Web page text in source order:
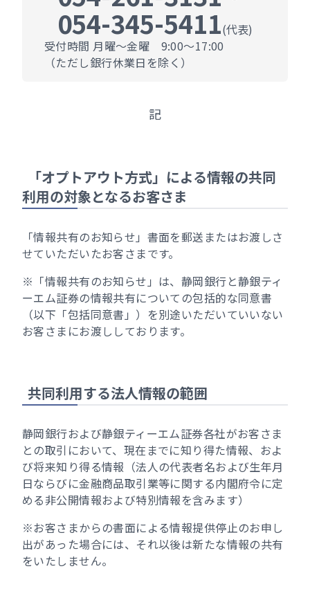
054-345-5411(代表)
受付時間 月曜～金曜 9:00～17:00
（ただし銀行休業日を除く）
記
「オプトアウト方式」による情報の共同
利用の対象となるお客さま
「情報共有のお知らせ」書面を郵送またはお渡しさ
せていただいたお客さまです。
※「情報共有のお知らせ」は、静岡銀行と静銀ティ
ーエム証券の情報共有についての包括的な同意書
（以下「包括同意書」）を別途いただいていいない
お客さまにお渡ししております。
共同利用する法人情報の範囲
静岡銀行および静銀ティーエム証券各社がお客さま
との取引において、現在までに知り得た情報、およ
び将来知り得る情報（法人の代表者名および生年月
日ならびに金融商品取引業等に関する内閣府令に定
める非公開情報および特別情報を含みます）
※お客さまからの書面による情報提供停止のお申し
出があった場合には、それ以後は新たな情報の共有
をいたしません。